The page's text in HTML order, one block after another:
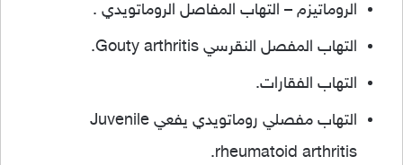
الروماتيزم – التهاب المفاصل الروماتويدي .
التهاب المفصل النقرسي Gouty arthritis.
التهاب الفقارات.
التهاب مفصلي روماتويدي يفعي Juvenile
rheumatoid arthritis.